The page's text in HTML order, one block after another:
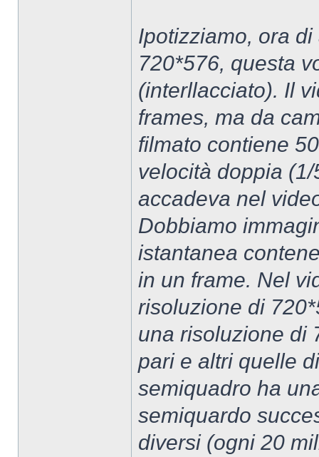
Ipotizziamo, ora
720*576, questa
(interllacciato). Il
frames, ma da
filmato contiene
velocità doppia
accadeva nel
Dobbiamo
istantanea
in un frame. Nel
risoluzione di
una risoluzione di
pari e altri quelle
semiquadro ha
semiquardo
diversi (ogni 20